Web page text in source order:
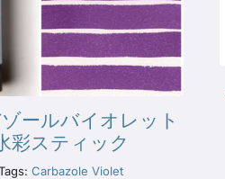
ールバイオレット
彩スティック
Carbazole Violet